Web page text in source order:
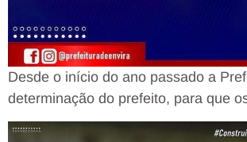
Desde o início do ano passado a
determinação do prefeito, para que